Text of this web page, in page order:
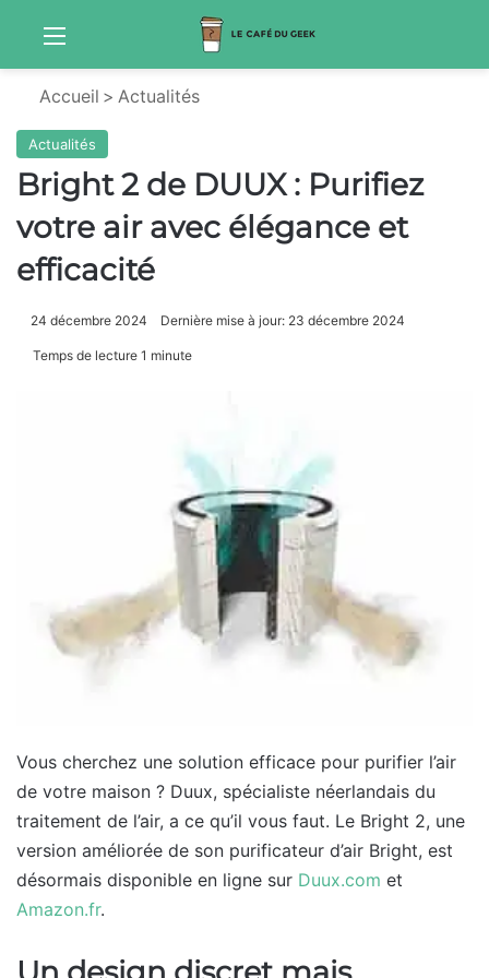
Menu
Accueil > Actualités
Actualités
Bright 2 de DUUX : Purifiez
votre air avec élégance et
efficacité
24 décembre 2024 Dernière mise à jour: 23 décembre 2024
Temps de lecture 1 minute
Vous cherchez une solution efficace pour purifier l’air
de votre maison ? Duux, spécialiste néerlandais du
traitement de l’air, a ce qu’il vous faut. Le Bright 2, une
version améliorée de son purificateur d’air Bright, est
désormais disponible en ligne sur Duux.com et
Amazon.fr.